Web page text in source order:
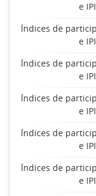
e
Índices de
e
Índices de
e
Índices de
e
Índices de
e
Índices de
e